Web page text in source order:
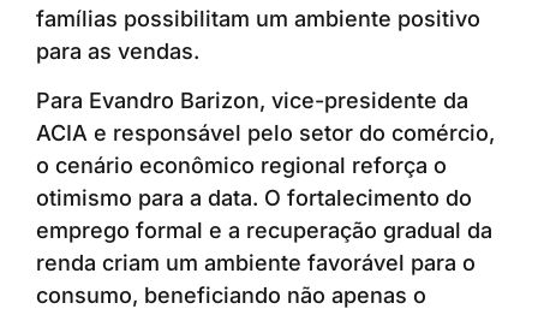
famílias possibilitam um ambiente positivo
para as vendas.
Para Evandro Barizon, vice-presidente da
ACIA e responsável pelo setor do comércio,
o cenário econômico regional reforça o
otimismo para a data. O fortalecimento do
emprego formal e a recuperação gradual da
renda criam um ambiente favorável para o
consumo, beneficiando não apenas o